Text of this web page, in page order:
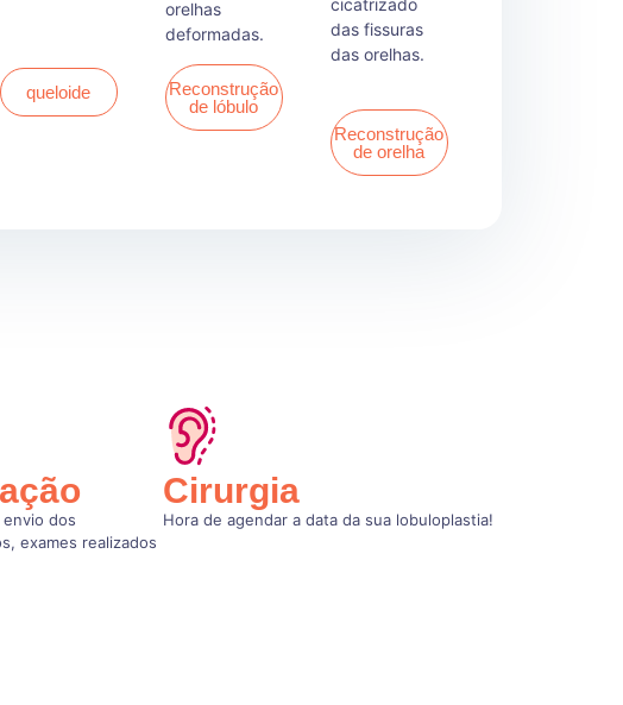
queloide
orelhas
deformadas.
Reconstrução
de lóbulo
cicatrizado
das fissuras
das orelhas.
Reconstrução
de orelha
dos
exames realizados
Cirurgia
Hora de agendar a data da sua lobuloplastia!